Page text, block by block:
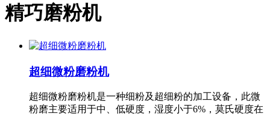
精巧磨粉机
超细微粉磨粉机
超细微粉磨粉机是一种细粉及超细粉的加工设备，此微
粉磨主要适用于中、低硬度，湿度小于6%，莫氏硬度在